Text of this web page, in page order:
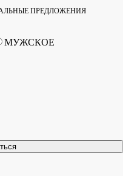
ПРЕДЛОЖЕНИЯ
МУЖСКОЕ